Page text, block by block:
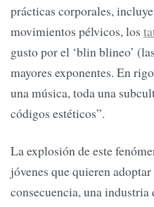
prácticas corporales,
movimientos pélvicos, los
gusto por el ‘blin blineo’
mayores exponentes. En
una música, toda una
códigos estéticos”.
La explosión de este
jóvenes que quieren
consecuencia, una industria